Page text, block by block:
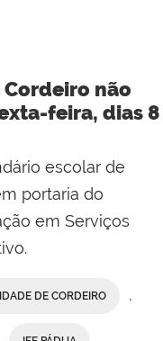
não
feira, dias 8
escolar de
portaria do
em Serviços
DE CORDEIRO ,